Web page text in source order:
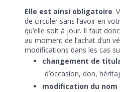
Elle est ainsi obligatoire.
de circuler sans l’avoir en
qu’elle soit à jour. Il faut
au moment de l’achat d’un
modifications dans les cas
changement de
d’occasion, don,
modification du nom